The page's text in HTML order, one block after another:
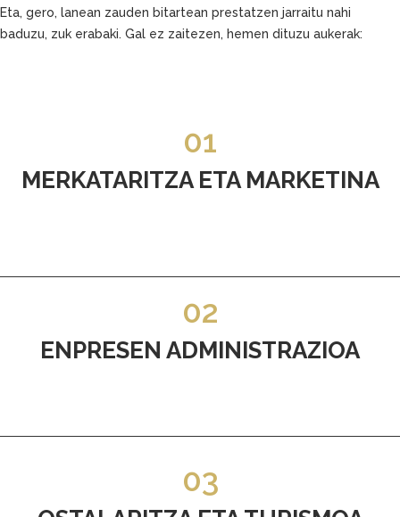
Eta, gero, lanean zauden bitartean prestatzen jarraitu nahi
baduzu, zuk erabaki. Gal ez zaitezen, hemen dituzu aukerak:
01
MERKATARITZA ETA MARKETINA
02
ENPRESEN ADMINISTRAZIOA
03